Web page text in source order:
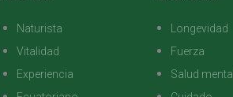
Naturista
Vitalidad
Experiencia
Longevidad
Fuerza
Salud mental